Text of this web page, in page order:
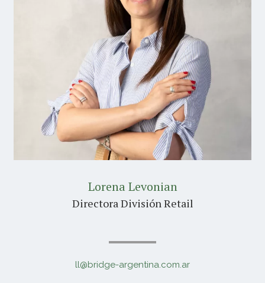
Lorena Levonian
Directora División Retail
ll@bridge-argentina.com.ar